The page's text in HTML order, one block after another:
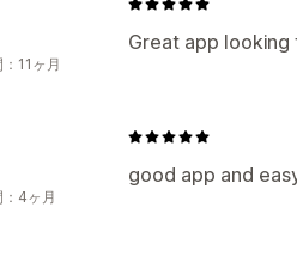
Great app
11ヶ月
good app and
4ヶ月